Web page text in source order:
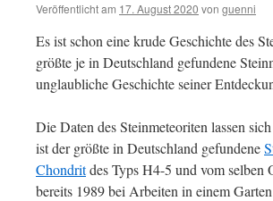
Veröffentlicht am 17. August 2020 von guenni
Es ist schon eine krude Geschichte des
größte je in Deutschland gefundene
unglaubliche Geschichte seiner
Die Daten des Steinmeteoriten lassen
ist der größte in Deutschland gefundene
Chondritdes Typs H4-5 und vom selben
bereits 1989 bei Arbeiten in einem